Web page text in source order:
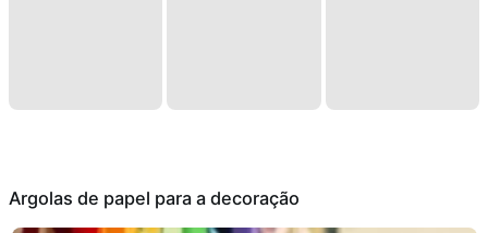
Argolas de papel para a decoração